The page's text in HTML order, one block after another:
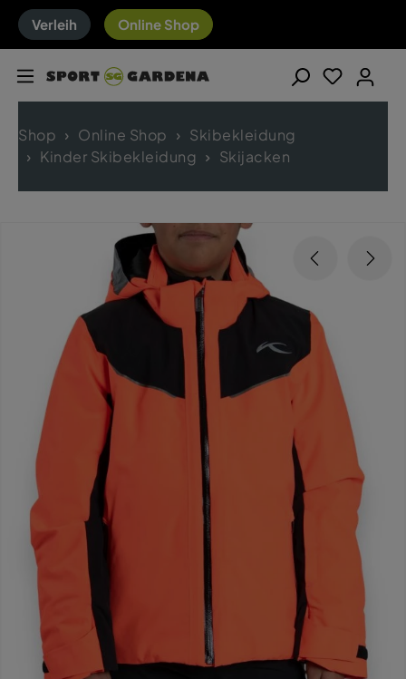
Verleih Online Shop
Shop Online Shop
Skibekleidung
Kinder Skibekleidung
Skijacken